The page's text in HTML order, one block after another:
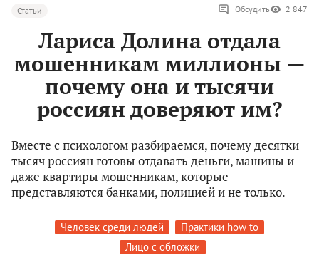
Статьи Обсудить 2 847
Лариса Долина отдала
мошенникам миллионы —
почему она и тысячи
россиян доверяют им?
Вместе с психологом разбираемся, почему десятки
тысяч россиян готовы отдавать деньги, машины и
даже квартиры мошенникам, которые
представляются банками, полицией и не только.
Человек среди людей
Практики how to
Лицо с обложки